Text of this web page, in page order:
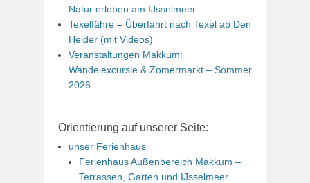
Natur erleben am IJsselmeer
Texelfähre – Überfahrt nach Texel ab Den
Helder (mit Videos)
Veranstaltungen Makkum:
Wandelexcursie & Zomermarkt – Sommer
2026
Orientierung auf unserer Seite:
unser Ferienhaus
Ferienhaus Außenbereich Makkum –
Terrassen, Garten und IJsselmeer